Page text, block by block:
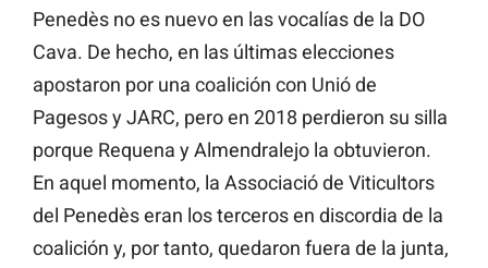
Penedès no es nuevo en las vocalías de la DO
Cava. De hecho, en las últimas elecciones
apostaron por una coalición con Unió de
Pagesos y JARC, pero en 2018 perdieron su silla
porque Requena y Almendralejo la obtuvieron.
En aquel momento, la Associació de Viticultors
del Penedès eran los terceros en discordia de la
coalición y, por tanto, quedaron fuera de la junta,